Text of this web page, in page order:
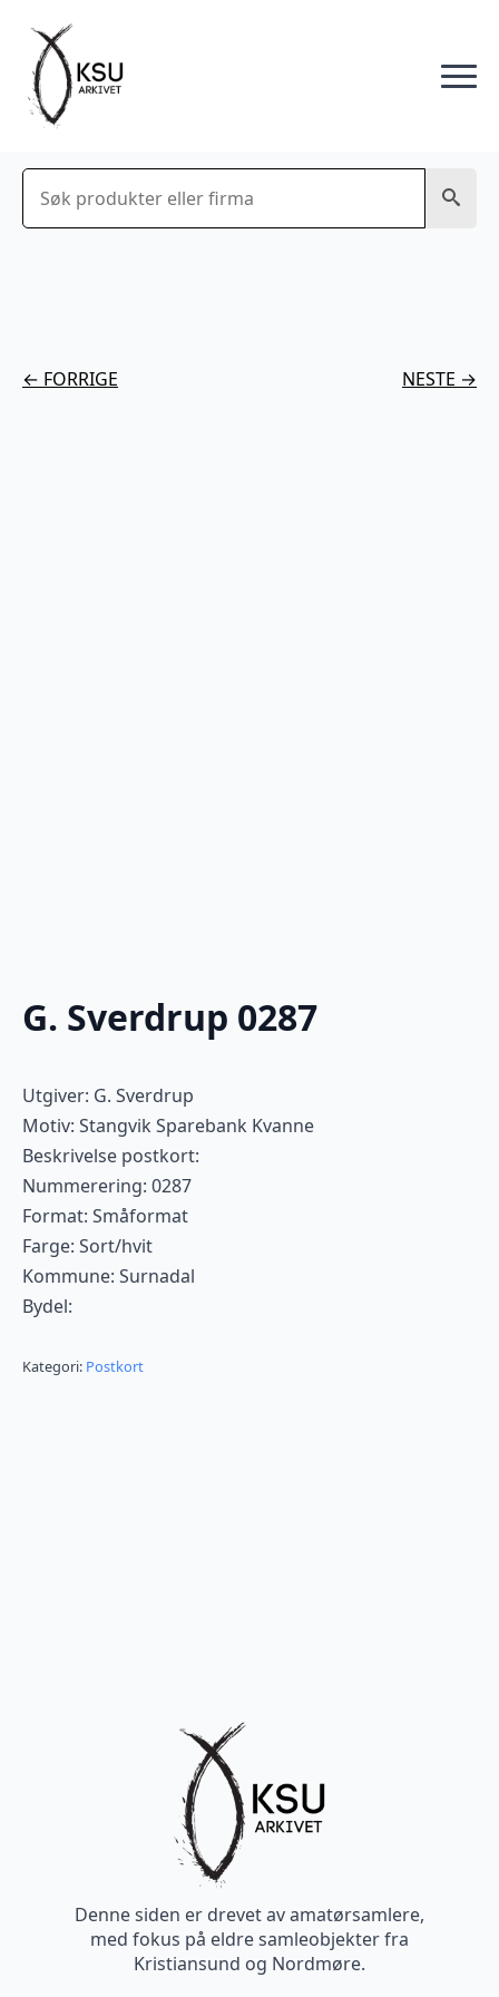
Søk
← FORRIGE NESTE →
G. Sverdrup 0287
Utgiver: G. Sverdrup
Motiv: Stangvik Sparebank Kvanne
Beskrivelse postkort:
Nummerering: 0287
Format: Småformat
Farge: Sort/hvit
Kommune: Surnadal
Bydel:
Kategori: Postkort
Denne siden er drevet av amatørsamlere,
med fokus på eldre samleobjekter fra
Kristiansund og Nordmøre.